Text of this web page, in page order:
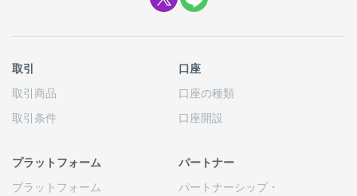
取引
取引商品
取引条件
口座
口座の種類
口座開設
プラットフォーム
プラットフォーム
パートナー
パートナーシップ・